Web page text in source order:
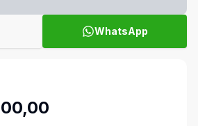
WhatsApp